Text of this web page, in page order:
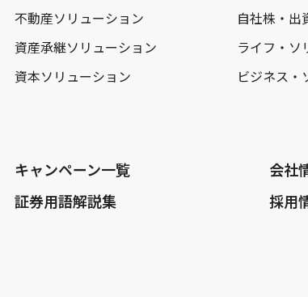
不動産ソリューション
自社株・出
資産承継ソリューション
ライフ・ソ
資本ソリューション
ビジネス・
キャンペーン一覧
証券用語解説集
会社
採用